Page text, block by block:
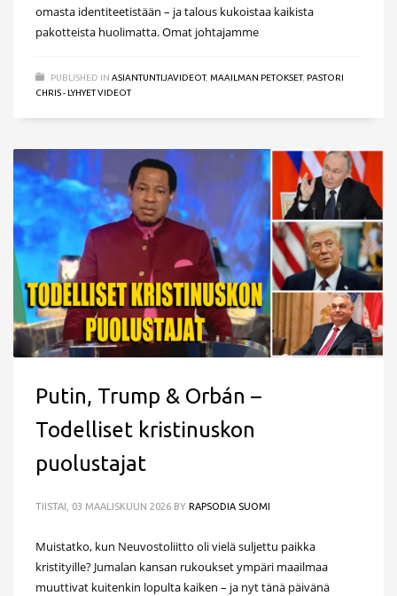
omasta identiteetistään – ja talous kukoistaa kaikista
pakotteista huolimatta. Omat johtajamme
PUBLISHED IN ASIANTUNTIJAVIDEOT, MAAILMAN PETOKSET, PASTORI
CHRIS - LYHYET VIDEOT
Putin, Trump & Orbán –
Todelliset kristinuskon
puolustajat
TIISTAI, 03 MAALISKUUN 2026 BY RAPSODIA SUOMI
Muistatko, kun Neuvostoliitto oli vielä suljettu paikka
kristityille? Jumalan kansan rukoukset ympäri maailmaa
muuttivat kuitenkin lopulta kaiken – ja nyt tänä päivänä